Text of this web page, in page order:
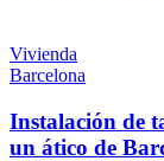
Vivienda
Barcelona
Instalación de
un ático de